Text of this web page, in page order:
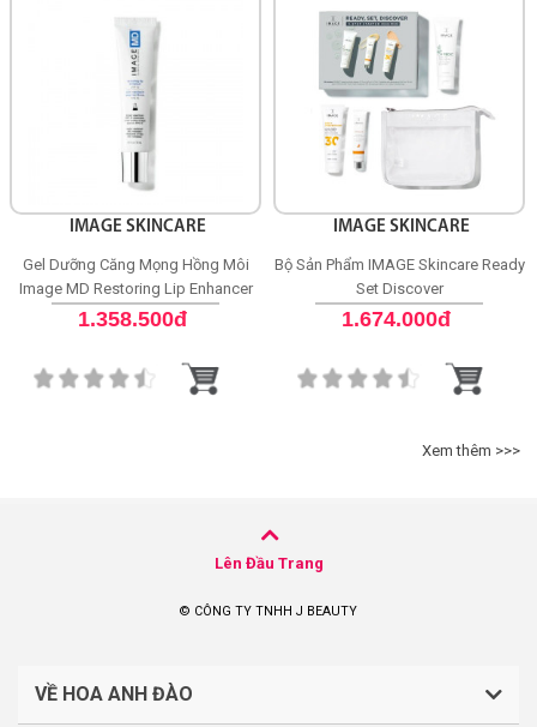
IMAGE SKINCARE
Gel Dưỡng Căng Mọng Hồng Môi
Image MD Restoring Lip Enhancer
SPF 15
1.358.500đ
IMAGE SKINCARE
Bộ Sản Phẩm IMAGE Skincare Ready
Set Discover
1.674.000đ
Xem thêm >>>
Lên Đầu Trang
© CÔNG TY TNHH J BEAUTY
VỀ HOA ANH ĐÀO